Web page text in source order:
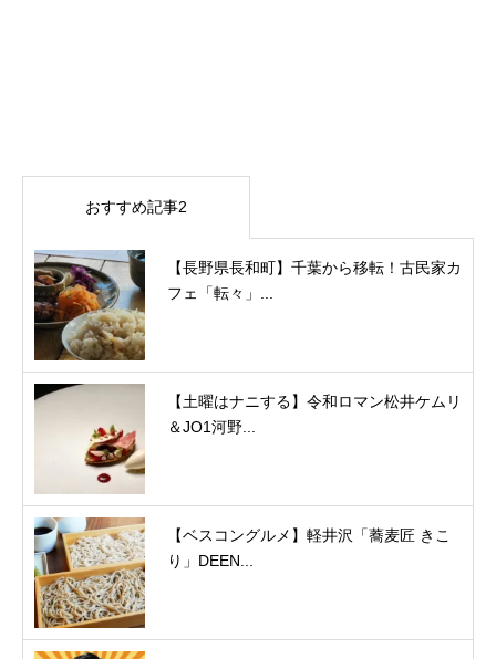
おすすめ記事2
【長野県長和町】千葉から移転！古民家カ
フェ「転々」...
【土曜はナニする】令和ロマン松井ケムリ
＆JO1河野...
【ベスコングルメ】軽井沢「蕎麦匠 きこ
り」DEEN...